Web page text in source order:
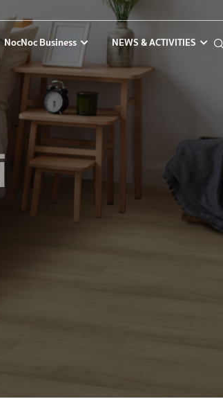
NocNoc Business NEWS & ACTIVITIES